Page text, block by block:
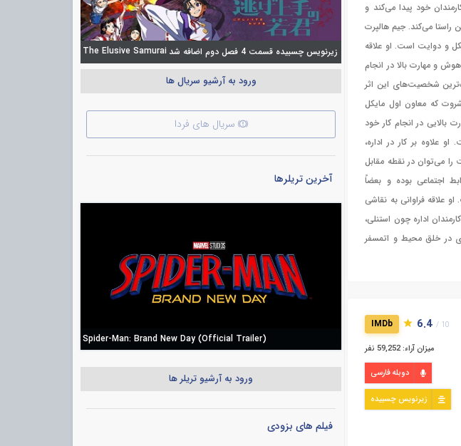
خود پیدا می‌کند و
راستا می‌کند. جیم هالپرت
و دوایت است. او علاقه
و مهارت بالا در انجام
شخصیت‌های این اثر
که معاون اول مایکل
در انجام کار خود
علاوه بر کار در اداره،
را می‌توان در نقطه مقابل
اجتماعی بوده و بعضاً
علاقه فراوانی به نقاشی
اداره چون استنلی،
در خلق محیط و اتمسفر
10 /
6.4
IMDb
میزان آراء: 59,252 نفر
دوبله فارسی
زیرنویس چسبیده
زیرنویس چسبیده قسمت 4 فصل دوم اضافه شد The Elusive Samurai
ورود به آرشیو سریال ها
سریال های فردا
آخرین تریلرها
Spider-Man: Brand New Day (Official Trailer)
ورود به آرشیو تریلر ها
فیلم های بزودی